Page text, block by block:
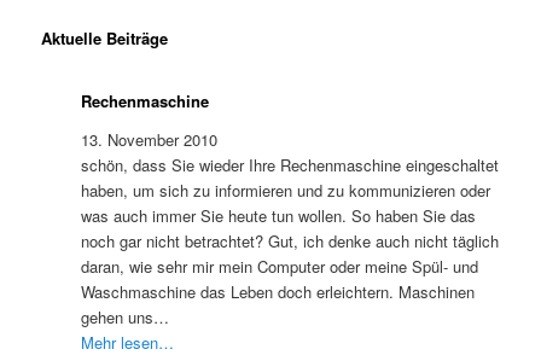
Aktuelle Beiträge
Rechenmaschine
13. November 2010
schön, dass Sie wieder Ihre Rechenmaschine eingeschaltet
haben, um sich zu informieren und zu kommunizieren oder
was auch immer Sie heute tun wollen. So haben Sie das
noch gar nicht betrachtet? Gut, ich denke auch nicht täglich
daran, wie sehr mir mein Computer oder meine Spül- und
Waschmaschine das Leben doch erleichtern. Maschinen
gehen uns…
Mehr lesen…